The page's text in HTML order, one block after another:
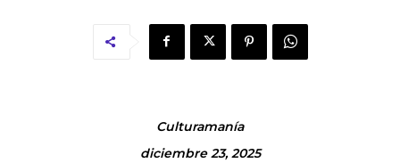
Culturamanía
diciembre 23, 2025